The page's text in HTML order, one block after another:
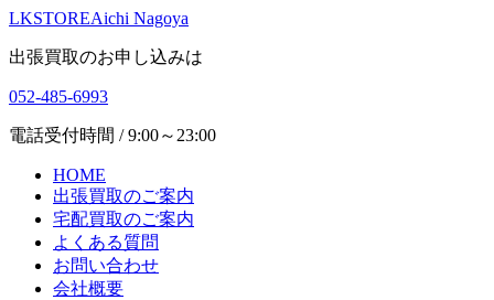
LKSTOREAichi Nagoya
出張買取のお申し込みは
052-485-6993
電話受付時間 / 9:00～23:00
HOME
出張買取のご案内
宅配買取のご案内
よくある質問
お問い合わせ
会社概要